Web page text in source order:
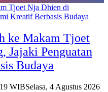
ke Makam Tjoet
Jajaki Penguatan
Budaya
WIBSelasa, 4 Agustus 2026